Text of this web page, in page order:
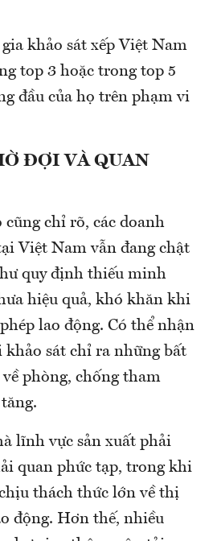
khảo sát xếp Việt Nam
top 3 hoặc trong top 5
đầu của họ trên phạm vi
ĐỢI VÀ QUAN
cũng chỉ rõ, các doanh
Việt Nam vẫn đang chật
quy định thiếu minh
hiệu quả, khó khăn khi
lao động. Có thể nhận
sát chỉ ra những bất
phòng, chống tham
lĩnh vực sản xuất phải
quan phức tạp, trong khi
thách thức lớn về thị
động. Hơn thế, nhiều